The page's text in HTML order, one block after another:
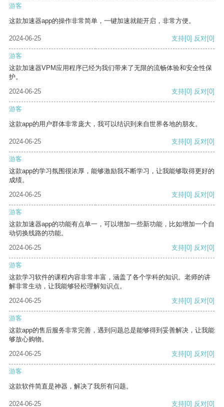
游客
这款加速器app的操作非常简单，一键加速就能开启，非常方便。
2024-06-25 支持[0] 反对[0]
游客
这款加速器VPM应用程序已经为我们带来了无限的流畅体验和安全性保
护。
2024-06-25
支持[0] 反对[0]
游客
这款app的用户群体非常庞大，我可以结识到来自世界各地的朋友。
2024-06-25 支持[0] 反对[0]
游客
这款app的学习氛围很浓厚，能够激励我不断学习，让我能够取得更好的
成绩。
2024-06-25
支持[0] 反对[0]
游客
这款加速器app的功能有点单一，可以增加一些新功能，比如增加一个自
动切换线路的功能。
2024-06-25
支持[0] 反对[0]
游客
这款学习软件的课程内容非常丰富，涵盖了各个学科的知识。老师的讲
解非常生动，让我能够轻松理解知识点。
2024-06-25
支持[0] 反对[0]
游客
这款app的售后服务非常完善，遇到问题总是能够得到妥善解决，让我能
够放心购物。
2024-06-25
支持[0] 反对[0]
游客
这款软件简直是神器，解决了我所有问题。
2024-06-25 支持[0] 反对[0]